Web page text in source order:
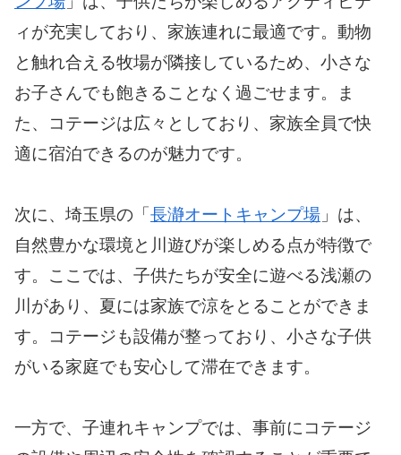
ィが充実しており、家族連れに最適です。動物
と触れ合える牧場が隣接しているため、小さな
お子さんでも飽きることなく過ごせます。ま
た、コテージは広々としており、家族全員で快
適に宿泊できるのが魅力です。
次に、埼玉県の「 長瀞オートキャンプ場 」は、
自然豊かな環境と川遊びが楽しめる点が特徴で
す。ここでは、子供たちが安全に遊べる浅瀬の
川があり、夏には家族で涼をとることができま
す。コテージも設備が整っており、小さな子供
がいる家庭でも安心して滞在できます。
一方で、子連れキャンプでは、事前にコテージ